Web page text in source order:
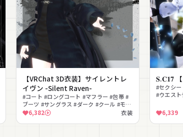
【VRChat 3D衣装】サイレントレ
イヴン -Silent Raven-
#コート #ロングコート #マフラー #包帯 #
ブーツ #サングラス #ダーク #クール #モー
ド #ミステリアス
6,382 衣装
𝐒.𝐂𝟏𝟕
#セクシ
#ウエス
6,339